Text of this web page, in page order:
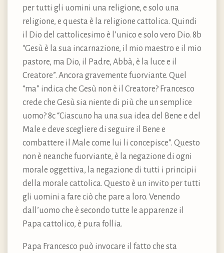
per tutti gli uomini una religione, e solo una
religione, e questa è la religione cattolica. Quindi
il Dio del cattolicesimo è l’unico e solo vero Dio. 8b
“Gesù è la sua incarnazione, il mio maestro e il mio
pastore, ma Dio, il Padre, Abbà, è la luce e il
Creatore”. Ancora gravemente fuorviante. Quel
“ma” indica che Gesù non è il Creatore? Francesco
crede che Gesù sia niente di più che un semplice
uomo? 8c “Ciascuno ha una sua idea del Bene e del
Male e deve scegliere di seguire il Bene e
combattere il Male come lui li concepisce”. Questo
non è neanche fuorviante, è la negazione di ogni
morale oggettiva, la negazione di tutti i principii
della morale cattolica. Questo è un invito per tutti
gli uomini a fare ciò che pare a loro. Venendo
dall’uomo che è secondo tutte le apparenze il
Papa cattolico, è pura follia.
Papa Francesco può invocare il fatto che sta